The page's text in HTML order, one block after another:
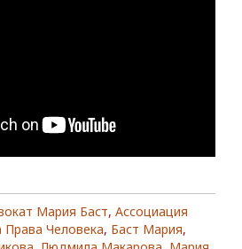
Мария Баст, Ассоциация
Права Человека, Баст Мария,